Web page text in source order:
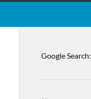
Google Search: